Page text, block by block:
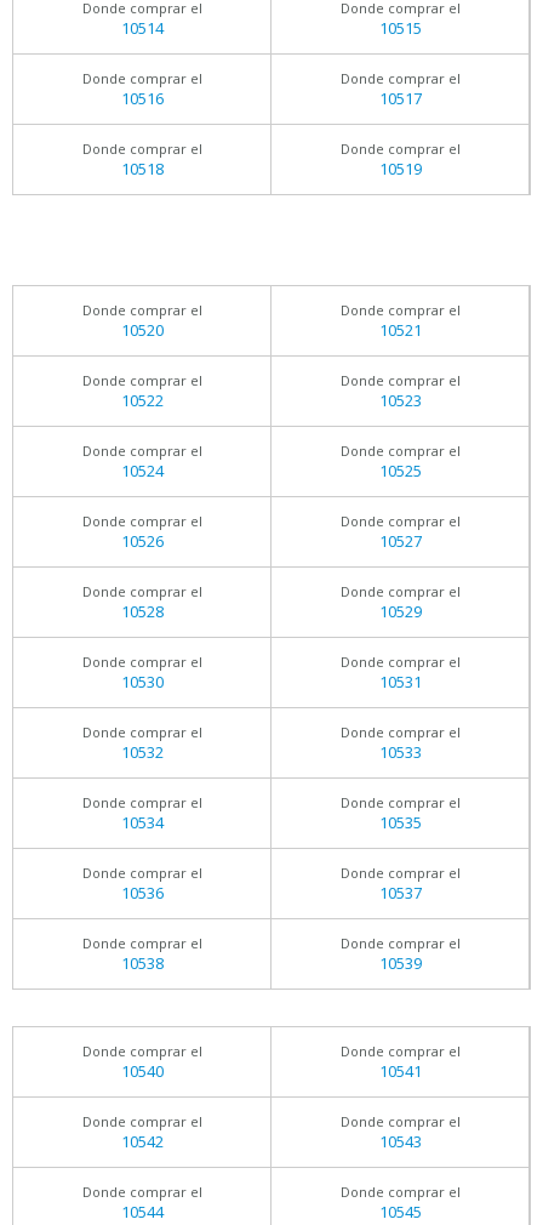
Donde comprar el
10514
Donde comprar el
10515
Donde comprar el
10516
Donde comprar el
10517
Donde comprar el
10518
Donde comprar el
10519
Donde comprar el
10520
Donde comprar el
10521
Donde comprar el
10522
Donde comprar el
10523
Donde comprar el
10524
Donde comprar el
10525
Donde comprar el
10526
Donde comprar el
10527
Donde comprar el
10528
Donde comprar el
10529
Donde comprar el
10530
Donde comprar el
10531
Donde comprar el
10532
Donde comprar el
10533
Donde comprar el
10534
Donde comprar el
10535
Donde comprar el
10536
Donde comprar el
10537
Donde comprar el
10538
Donde comprar el
10539
Donde comprar el
10540
Donde comprar el
10541
Donde comprar el
10542
Donde comprar el
10543
Donde comprar el
10544
Donde comprar el
10545